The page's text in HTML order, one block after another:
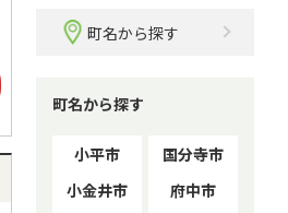
町名から探す
町名から探す
小平市
国分寺市
小金井市
府中市